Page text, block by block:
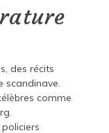
des récits
scandinave.
comme